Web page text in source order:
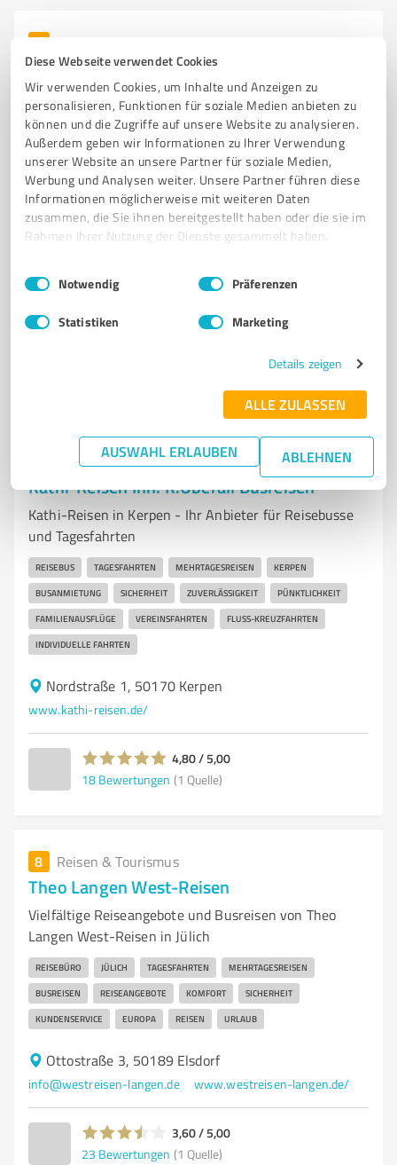
Diese Webseite verwendet Cookies
Wir verwenden Cookies, um Inhalte und Anzeigen zu
personalisieren, Funktionen für soziale Medien anbieten zu
können und die Zugriffe auf unsere Website zu analysieren.
Außerdem geben wir Informationen zu Ihrer Verwendung
unserer Website an unsere Partner für soziale Medien,
Werbung und Analysen weiter. Unsere Partner führen diese
Informationen möglicherweise mit weiteren Daten
zusammen, die Sie ihnen bereitgestellt haben oder die sie im
Rahmen Ihrer Nutzung der Dienste gesammelt haben.
Impressum Datenschutzbestimmungen
Einwilligungsauswahl
Notwendig Präferenzen
Statistiken Marketing
Details zeigen
ALLE ZULASSEN
AUSWAHL ERLAUBEN ABLEHNEN
6
visumplus e.K. Kerpen
Visumbeantragung für Russland, China und mehr –
visumplus in Kerpen
VISUM REISEBÜRO VISA-ANTRAG RUSSLAND CHINA
KASACHSTAN WEISSRUSSLAND AUSLANDSKRANKENVERSICHERUNG
DOKUMENTENABHOLUNG EINLADUNGEN VOUCHERS
ONLINE-ANTRAG
Tel. 02237 638890
info@visumplus.com
Reisen & Tourismus
Kathi-Reisen Inh. K.Überall Busreisen
Kathi-Reisen in Kerpen - Ihr Anbieter für Reisebusse
und Tagesfahrten
REISEBUS TAGESFAHRTEN MEHRTAGESREISEN KERPEN
BUSANMIETUNG SICHERHEIT ZUVERLÄSSIGKEIT PÜNKTLICHKEIT
FAMILIENAUSFLÜGE VEREINSFAHRTEN FLUSS-KREUZFAHRTEN
INDIVIDUELLE FAHRTEN
Nordstraße 1, 50170 Kerpen
www.kathi-reisen.de/
4,80 / 5,00
18 Bewertungen (1 Quelle)
8 Reisen & Tourismus
Theo Langen West-Reisen
Vielfältige Reiseangebote und Busreisen von Theo
Langen West-Reisen in Jülich
REISEBÜRO JÜLICH TAGESFAHRTEN MEHRTAGESREISEN
BUSREISEN REISEANGEBOTE KOMFORT SICHERHEIT
KUNDENSERVICE EUROPA REISEN URLAUB
Ottostraße 3, 50189 Elsdorf
info@westreisen-langen.de www.westreisen-langen.de/
3,60 / 5,00
23 Bewertungen (1 Quelle)